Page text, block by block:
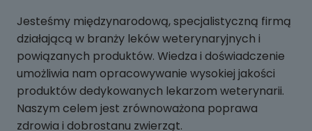
Jesteśmy międzynarodową, specjalistyczną firmą
działającą w branży leków weterynaryjnych i
powiązanych produktów. Wiedza i doświadczenie
umożliwia nam opracowywanie wysokiej jakości
produktów dedykowanych lekarzom weterynarii.
Naszym celem jest zrównoważona poprawa
zdrowia i dobrostanu zwierząt.